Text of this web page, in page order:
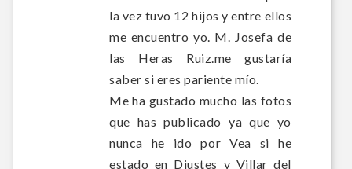
la vez tuvo 12 hijos y entre ellos
me encuentro yo. M. Josefa de
las Heras Ruiz.me gustaría
saber si eres pariente mío.
Me ha gustado mucho las fotos
que has publicado ya que yo
nunca he ido por Vea si he
estado en Diustes y Villar del